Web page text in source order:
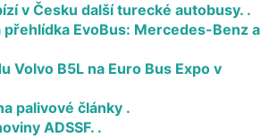
v Česku další turecké autobusy. .
EvoBus: Mercedes-Benz a
Volvo B5L na Euro Bus Expo v
palivové články .
ADSSF. .